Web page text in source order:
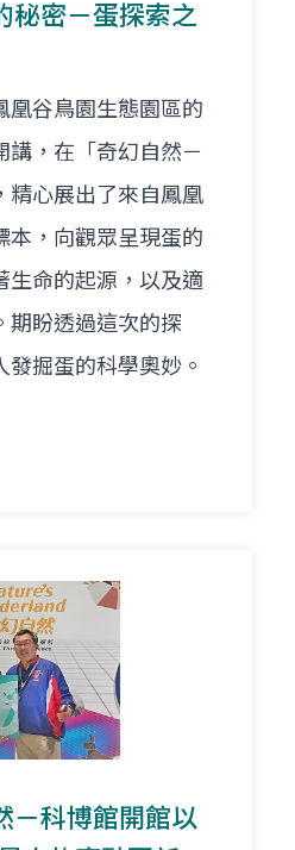
秘密－蛋探索之
凰谷鳥園生態園區的
講，在「奇幻自然－
精心展出了來自鳳凰
本，向觀眾呈現蛋的
生命的起源，以及適
期盼透過這次的探
掘蛋的科學奧妙。
－科博館開館以